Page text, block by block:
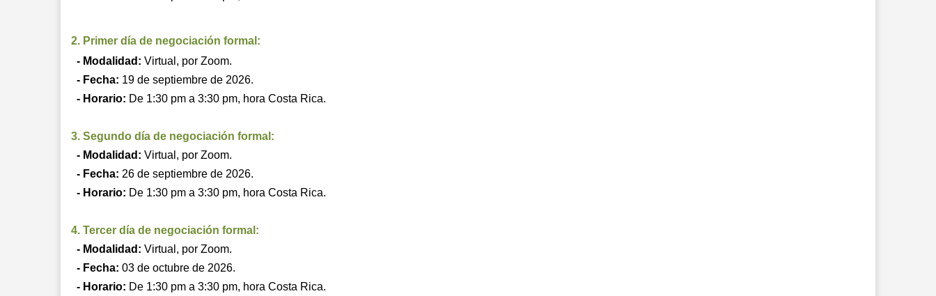
2. Primer día de negociación formal:
- Modalidad: Virtual, por Zoom.
- Fecha: 19 de septiembre de 2026.
- Horario: De 1:30 pm a 3:30 pm, hora Costa Rica.
3. Segundo día de negociación formal:
- Modalidad: Virtual, por Zoom.
- Fecha: 26 de septiembre de 2026.
- Horario: De 1:30 pm a 3:30 pm, hora Costa Rica.
4. Tercer día de negociación formal:
- Modalidad: Virtual, por Zoom.
- Fecha: 03 de octubre de 2026.
- Horario: De 1:30 pm a 3:30 pm, hora Costa Rica.